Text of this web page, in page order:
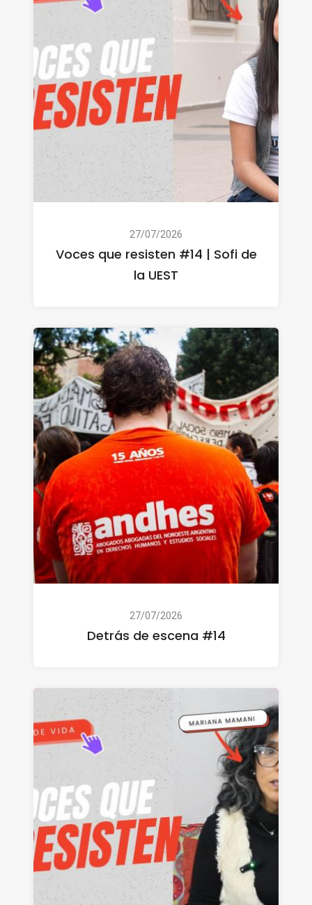
27/07/2026
Voces que resisten #14 | Sofi de
la UEST
27/07/2026
Detrás de escena #14